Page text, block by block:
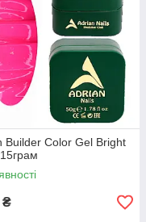
Builder Color Gel Bright
₴